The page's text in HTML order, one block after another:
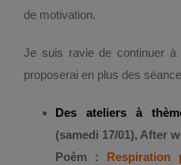
de motivation.
Je suis ravie de continuer à
proposerai en plus des
Des ateliers à
(samedi 17/01), After
Poèm : Respiration